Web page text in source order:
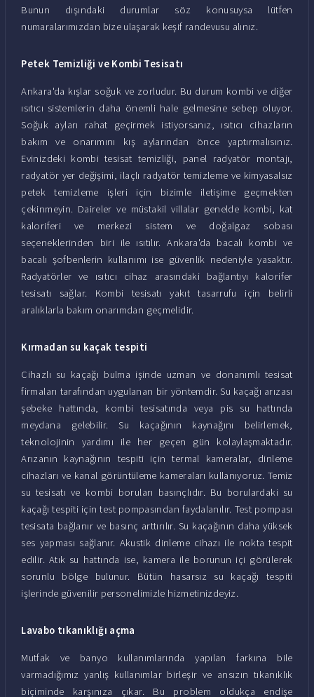
Bunun dışındaki durumlar söz konusuysa lütfen
numaralarımızdan bize ulaşarak keşif randevusu alınız.
Petek Temizliği ve Kombi Tesisatı
Ankara'da kışlar soğuk ve zorludur. Bu durum kombi ve diğer
ısıtıcı sistemlerin daha önemli hale gelmesine sebep oluyor.
Soğuk ayları rahat geçirmek istiyorsanız, ısıtıcı cihazların
bakım ve onarımını kış aylarından önce yaptırmalısınız.
Evinizdeki kombi tesisat temizliği, panel radyatör montajı,
radyatör yer değişimi, ilaçlı radyatör temizleme ve kimyasalsız
petek temizleme işleri için bizimle iletişime geçmekten
çekinmeyin. Daireler ve müstakil villalar genelde kombi, kat
kaloriferi ve merkezi sistem ve doğalgaz sobası
seçeneklerinden biri ile ısıtılır. Ankara'da bacalı kombi ve
bacalı şofbenlerin kullanımı ise güvenlik nedeniyle yasaktır.
Radyatörler ve ısıtıcı cihaz arasındaki bağlantıyı kalorifer
tesisatı sağlar. Kombi tesisatı yakıt tasarrufu için belirli
aralıklarla bakım onarımdan geçmelidir.
Kırmadan su kaçak tespiti
Cihazlı su kaçağı bulma işinde uzman ve donanımlı tesisat
firmaları tarafından uygulanan bir yöntemdir. Su kaçağı arızası
şebeke hattında, kombi tesisatında veya pis su hattında
meydana gelebilir. Su kaçağının kaynağını belirlemek,
teknolojinin yardımı ile her geçen gün kolaylaşmaktadır.
Arızanın kaynağının tespiti için termal kameralar, dinleme
cihazları ve kanal görüntüleme kameraları kullanıyoruz. Temiz
su tesisatı ve kombi boruları basınçlıdır. Bu borulardaki su
kaçağı tespiti için test pompasından faydalanılır. Test pompası
tesisata bağlanır ve basınç arttırılır. Su kaçağının daha yüksek
ses yapması sağlanır. Akustik dinleme cihazı ile nokta tespit
edilir. Atık su hattında ise, kamera ile borunun içi görülerek
sorunlu bölge bulunur. Bütün hasarsız su kaçağı tespiti
işlerinde güvenilir personelimizle hizmetinizdeyiz.
Lavabo tıkanıklığı açma
Mutfak ve banyo kullanımlarında yapılan farkına bile
varmadığımız yanlış kullanımlar birleşir ve ansızın tıkanıklık
biçiminde karşınıza çıkar. Bu problem oldukça endişe